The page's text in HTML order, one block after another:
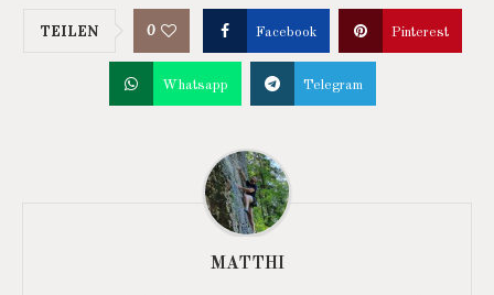
TEILEN 0 Facebook Pinterest
Whatsapp Telegram
MATTHI